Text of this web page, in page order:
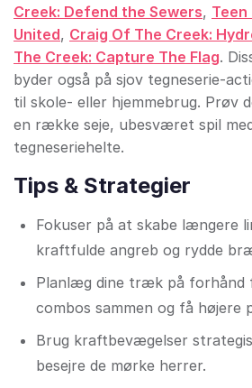
Creek: Defend the Sewers, Teen
United, Craig Of The Creek:
The Creek: Capture The Flag.
byder også på sjov tegneserie-
til skole- eller hjemmebrug. Prøv
en række seje, ubesværet spil
tegneseriehelte.
Tips & Strategier
Fokuser på at skabe længere
kraftfulde angreb og rydde
Planlæg dine træk på
combos sammen og få højere
Brug kraftbevægelser
besejre de mørke herrer.